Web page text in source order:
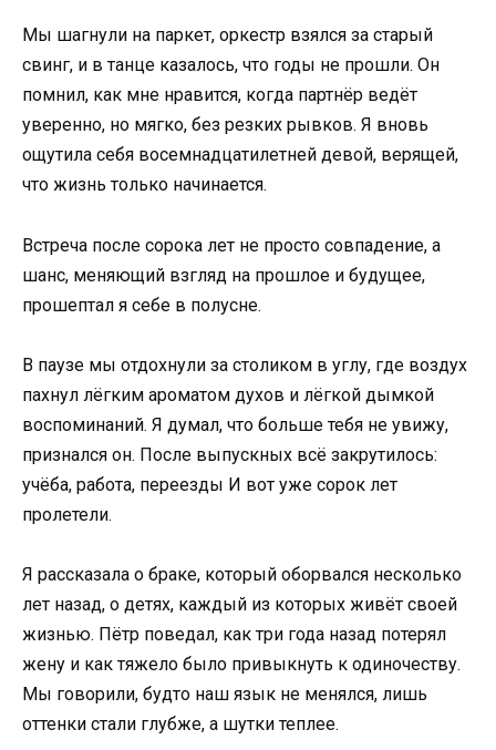
Мы шагнули на паркет, оркестр взялся за старый
свинг, и в танце казалось, что годы не прошли. Он
помнил, как мне нравится, когда партнёр ведёт
уверенно, но мягко, без резких рывков. Я вновь
ощутила себя восемнадцатилетней девой, верящей,
что жизнь только начинается.
Встреча после сорока лет не просто совпадение, а
шанс, меняющий взгляд на прошлое и будущее,
прошептал я себе в полусне.
В паузе мы отдохнули за столиком в углу, где воздух
пахнул лёгким ароматом духов и лёгкой дымкой
воспоминаний. Я думал, что больше тебя не увижу,
признался он. После выпускных всё закрутилось:
учёба, работа, переезды И вот уже сорок лет
пролетели.
Я рассказала о браке, который оборвался несколько
лет назад, о детях, каждый из которых живёт своей
жизнью. Пётр поведал, как три года назад потерял
жену и как тяжело было привыкнуть к одиночеству.
Мы говорили, будто наш язык не менялся, лишь
оттенки стали глубже, а шутки теплее.